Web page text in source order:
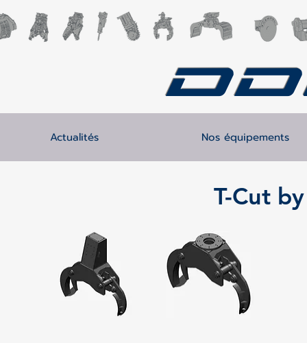
Actualités Nos équipements
T-Cut